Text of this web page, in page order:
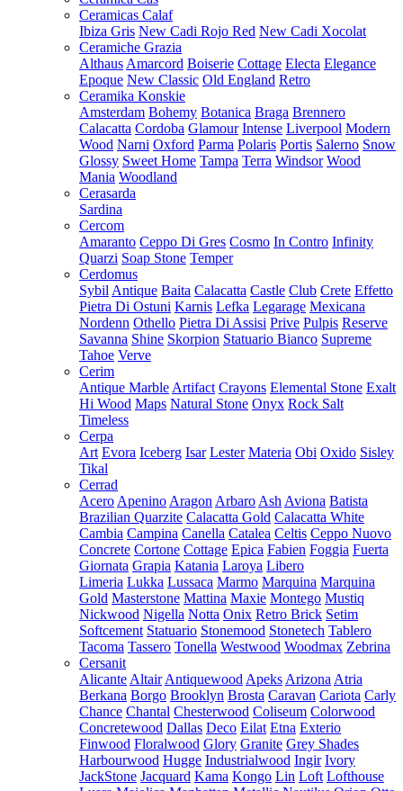
Ceramicas Calaf
Ibiza Gris New Cadi Rojo Red New Cadi Xocolat
Ceramiche Grazia
Althaus Amarcord Boiserie Cottage Electa Elegance
Epoque New Classic Old England Retro
Ceramika Konskie
Amsterdam Bohemy Botanica Braga Brennero
Calacatta Cordoba Glamour Intense Liverpool Modern
Wood Narni Oxford Parma Polaris Portis Salerno Snow
Glossy Sweet Home Tampa Terra Windsor Wood
Mania Woodland
Cerasarda
Sardina
Cercom
Amaranto Ceppo Di Gres Cosmo In Contro Infinity
Quarzi Soap Stone Temper
Cerdomus
Sybil Antique Baita Calacatta Castle Club Crete Effetto
Pietra Di Ostuni Karnis Lefka Legarage Mexicana
Nordenn Othello Pietra Di Assisi Prive Pulpis Reserve
Savanna Shine Skorpion Statuario Bianco Supreme
Tahoe Verve
Cerim
Antique Marble Artifact Crayons Elemental Stone Exalt
Hi Wood Maps Natural Stone Onyx Rock Salt
Timeless
Cerpa
Art Evora Iceberg Isar Lester Materia Obi Oxido Sisley
Tikal
Cerrad
Acero Apenino Aragon Arbaro Ash Aviona Batista
Brazilian Quarzite Calacatta Gold Calacatta White
Cambia Campina Canella Catalea Celtis Ceppo Nuovo
Concrete Cortone Cottage Epica Fabien Foggia Fuerta
Giornata Grapia Katania Laroya Libero
Limeria Lukka Lussaca Marmo Marquina Marquina
Gold Masterstone Mattina Maxie Montego Mustiq
Nickwood Nigella Notta Onix Retro Brick Setim
Softcement Statuario Stonemood Stonetech Tablero
Tacoma Tassero Tonella Westwood Woodmax Zebrina
Cersanit
Alicante Altair Antiquewood Apeks Arizona Atria
Berkana Borgo Brooklyn Brosta Caravan Cariota Carly
Chance Chantal Chesterwood Coliseum Colorwood
Concretewood Dallas Deco Eilat Etna Exterio
Finwood Floralwood Glory Granite Grey Shades
Harbourwood Hugge Industrialwood Ingir Ivory
JackStone Jacquard Kama Kongo Lin Loft Lofthouse